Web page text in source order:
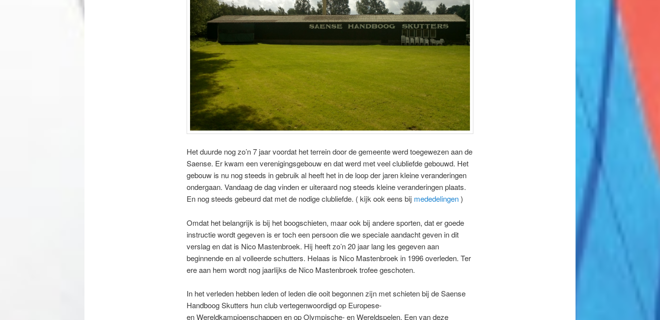
Het duurde nog zo’n 7 jaar voordat het terrein door de gemeente werd toegewezen aan de
Saense. Er kwam een verenigingsgebouw en dat werd met veel clubliefde gebouwd. Het
gebouw is nu nog steeds in gebruik al heeft het in de loop der jaren kleine veranderingen
ondergaan. Vandaag de dag vinden er uiteraard nog steeds kleine veranderingen plaats.
En nog steeds gebeurd dat met de nodige clubliefde. ( kijk ook eens bij mededelingen)
Omdat het belangrijk is bij het boogschieten, maar ook bij andere sporten, dat er goede
instructie wordt gegeven is er toch een persoon die we speciale aandacht geven in dit
verslag en dat is Nico Mastenbroek. Hij heeft zo’n 20 jaar lang les gegeven aan
beginnende en al volleerde schutters. Helaas is Nico Mastenbroek in 1996 overleden. Ter
ere aan hem wordt nog jaarlijks de Nico Mastenbroek trofee geschoten.
In het verleden hebben leden of leden die ooit begonnen zijn met schieten bij de Saense
Handboog Skutters hun club vertegenwoordigd op Europese-
en Wereldkampioenschappen en op Olympische- en Wereldspelen. Een van deze